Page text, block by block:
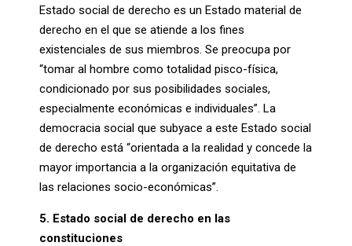
Estado social de derecho es un Estado material de
derecho en el que se atiende a los fines
existenciales de sus miembros. Se preocupa por
“tomar al hombre como totalidad pisco-física,
condicionado por sus posibilidades sociales,
especialmente económicas e individuales”. La
democracia social que subyace a este Estado social
de derecho está “orientada a la realidad y concede la
mayor importancia a la organización equitativa de
las relaciones socio-económicas”.
5. Estado social de derecho en las
constituciones